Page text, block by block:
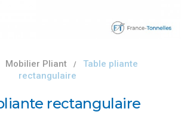
Mobilier Pliant
Table pliante
rectangulaire
rectangulaire